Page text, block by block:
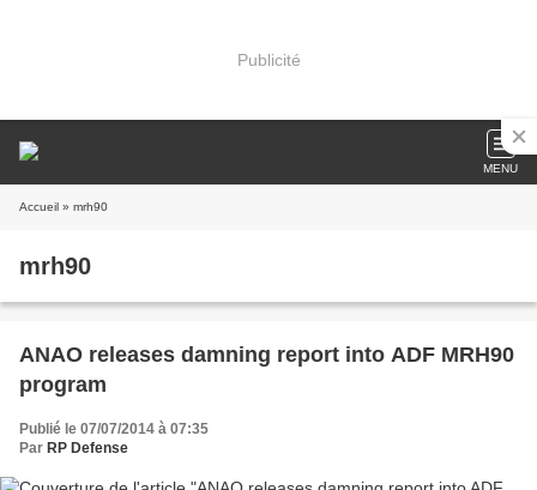
Publicité
MENU
Accueil » mrh90
mrh90
ANAO releases damning report into ADF MRH90
program
Publié le 07/07/2014 à 07:35
Par RP Defense